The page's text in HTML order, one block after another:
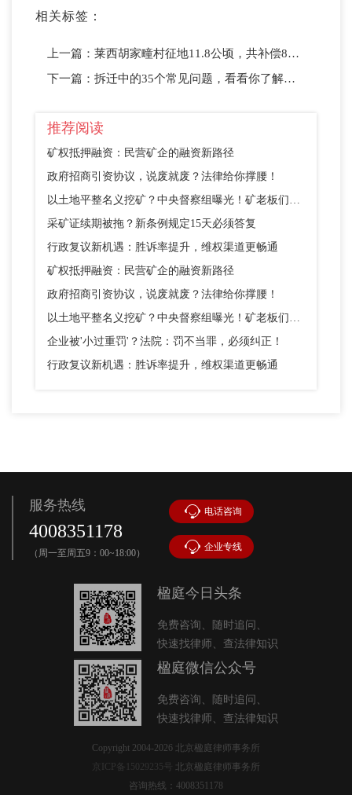
相关标签：
上一篇： 莱西胡家疃村征地11.8公顷，共补偿888万余元，社保安置每亩1.5万
下一篇： 拆迁中的35个常见问题，看看你了解几个？
推荐阅读
矿权抵押融资：民营矿企的融资新路径
政府招商引资协议，说废就废？法律给你撑腰！
以土地平整名义挖矿？中央督察组曝光！矿老板们别踩这个坑
采矿证续期被拖？新条例规定15天必须答复
行政复议新机遇：胜诉率提升，维权渠道更畅通
矿权抵押融资：民营矿企的融资新路径
政府招商引资协议，说废就废？法律给你撑腰！
以土地平整名义挖矿？中央督察组曝光！矿老板们别踩这个坑
企业被'小过重罚'？法院：罚不当罪，必须纠正！
行政复议新机遇：胜诉率提升，维权渠道更畅通
服务热线
4008351178
（周一至周五9：00~18:00）
电话咨询
企业专线
楹庭今日头条
免费咨询、随时追问、
快速找律师、查法律知识
楹庭微信公众号
免费咨询、随时追问、
快速找律师、查法律知识
Copyright 2004-2026 北京楹庭律师事务所
京ICP备15029235号 北京楹庭律师事务所
咨询热线：4008351178